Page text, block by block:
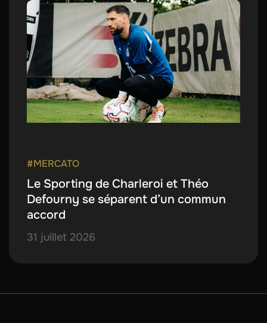
#MERCATO
Le Sporting de Charleroi et Théo
Defourny se séparent d’un commun
accord
31 juillet 2026